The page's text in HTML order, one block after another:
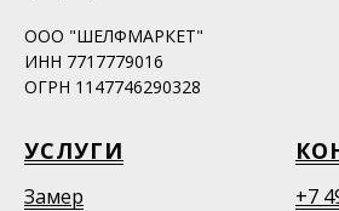
ООО "ШЕЛФМАРКЕТ"
ИНН 7717779016
ОГРН 1147746290328
УСЛУГИ
Замер
+7